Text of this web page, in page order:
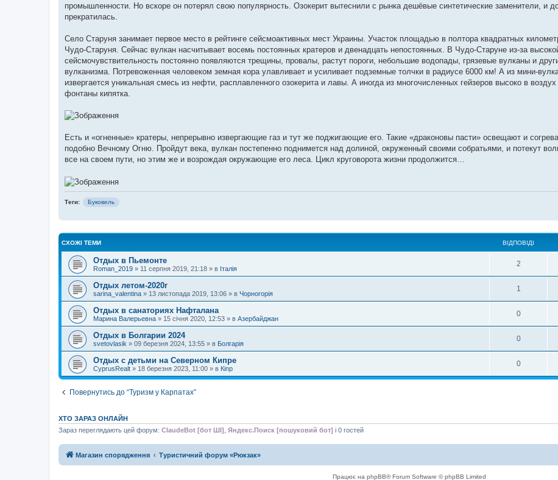
промышленности. Но вскоре он потерял свою популярность. Озокерит вытеснили с рынка дешёвые синтетические заменители, и
прекратилась.
Село Старуня занимает первое место в рейтинге сейсмоактивных мест Украины. Участок площадью в полтора квадратных
Чудо-Старуня. Сейчас вулкан насчитывает восемь постоянных кратеров и двенадцать непостоянных. В Чудо-Старуне из-за
сейсмочувствительность постоянно появляются трещины, провалы, растут пороги, небольшие водопады, грязевые вулканы и
вулканизма. Потревоженная человеком земная кора улавливает и усиливает подземные толчки в радиусе 6000 км! А из мини-
извергается уникальная смесь из нефти, расплавленного озокерита и лавы. А иногда из многочисленных гейзеров высоко в
фонтаны кипятка.
Есть и «огненные» кратеры, непрерывно извергающие газ и тут же поджигающие его. Такие «драконовы пасти» освещают и
подобно Вечному Огню. Пройдут века, вулкан постепенно поднимется над долиной, окруженный своими собратьями, и потекут
все на своем пути, но этим же и возрождая окружающие его леса. Цикл круговорота жизни продолжится…
Теги: Буковель
СХОЖІ ТЕМИ ВІДПОВІДІ
Отдых в Пьемонте
Roman_2019 » 11 серпня 2019, 21:18 » в Італія
2
Отдых летом-2020г
sarina_valentina » 13 листопада 2019, 13:06 » в Чорногорія
1
Отдых в санаториях Нафталана
Марина Валерьевна » 15 січня 2020, 12:53 » в Азербайджан
0
Отдых в Болгарии 2024
svetovlasik » 09 березня 2024, 13:55 » в Болгарія
0
Отдых с детьми на Северном Кипре
CyprusRealt » 18 березня 2023, 11:00 » в Кіпр
0
Повернутись до “Туризм у Карпатах”
ХТО ЗАРАЗ ОНЛАЙН
Зараз переглядають цей форум: ClaudeBot [бот ШІ] Яндекс.Поиск [пошуковий бот] і 0 гостей
Магазин спорядження Туристичний форум «Рюкзак»
Працює на phpBB® Forum Software © phpBB Limited